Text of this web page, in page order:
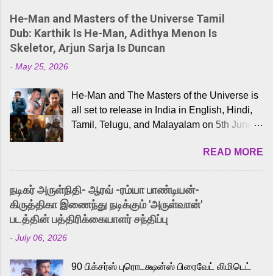
He-Man and Masters of the Universe Tamil
Dub: Karthik Is He-Man, Adithya Menon Is
Skeletor, Arjun Sarja Is Duncan
- May 25, 2026
He-Man and The Masters of the Universe is
all set to release in India in English, Hindi,
Tamil, Telugu, and Malayalam on 5th June,
received a lot of love from cult He-Man fans
and offered audiences an exciting glimpse
into the world of Eternia, the recently
released Tamil trailer has also generated
strong excitement among Tamil audiences.
Adding to the growing buzz is the film’s
to the iconic superhero He-Man. Known for
READ MORE
நடிகர் அருள்நிதி- ஆரவ் -ரம்யா பாண்டியன்-
கிருத்திகா இணைந்து நடிக்கும் 'அருள்வான்'
படத்தின் பத்திரிக்கையாளர் சந்திப்பு
- July 06, 2026
90 பிக்சர்ஸ் புரொடக்ஷன்ஸ் பிரைவேட் லிமிடெட்